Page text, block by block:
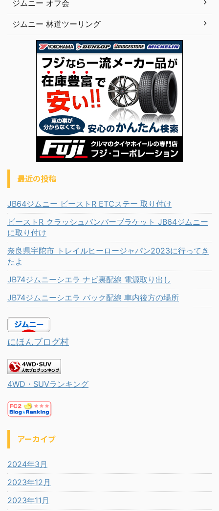
ジムニー オフ会
ジムニー 林道ツーリング
最近の投稿
JB64ジムニー ビーストR ETCステー 取り付け
ビーストR クラッシュバンパーブラケット JB64ジムニー
に取り付け
奈良県宇陀市 トレイルヒーロージャパン2023に行ってき
たよ
JB74ジムニーシエラ ナビ裏配線 電源取り出し
JB74ジムニーシエラ バック配線 車内後方の場所
にほんブログ村
4WD・SUVランキング
アーカイブ
2024年3月
2023年12月
2023年11月